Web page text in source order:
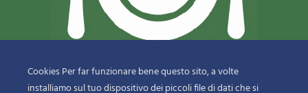
© 2018-2020 CopyrightSfizi & Delizie di Dragotto Gaetano & C.
Cookies Per far funzionare bene questo sito, a volte
installiamo sul tuo dispositivo dei piccoli file di dati che si